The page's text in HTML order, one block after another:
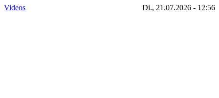
Videos Di., 21.07.2026 - 12:56